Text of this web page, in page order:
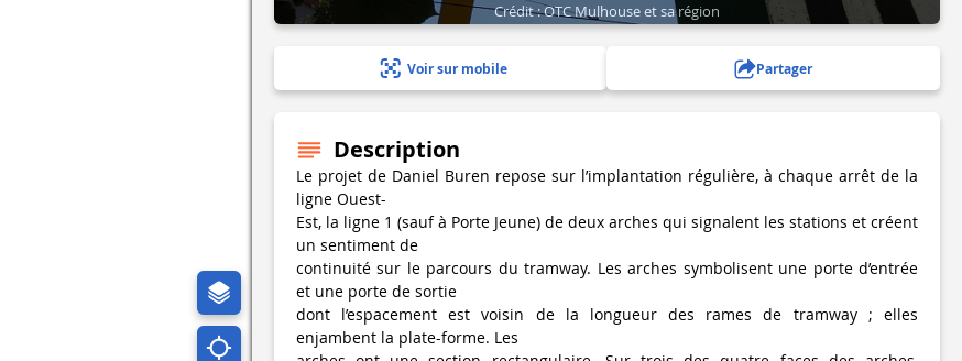
Crédit : OTC Mulhouse et sa région
Voir sur mobile Partager
Description
Le projet de Daniel Buren repose sur l’implantation régulière, à chaque arrêt de la
ligne Ouest-
Est, la ligne 1 (sauf à Porte Jeune) de deux arches qui signalent les stations et créent
un sentiment de
continuité sur le parcours du tramway. Les arches symbolisent une porte d’entrée
et une porte de sortie
dont l’espacement est voisin de la longueur des rames de tramway ; elles
enjambent la plate-forme. Les